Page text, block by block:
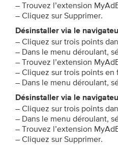
– Trouvez l’extension
– Cliquez sur Supprimer.
Désinstaller via le
– Cliquez sur trois points
– Dans le menu déroulant,
– Trouvez l’extension
– Cliquez sur trois points en
– Dans le menu déroulant,
Désinstaller via le
– Cliquez sur trois points
– Dans le menu déroulant,
– Trouvez l’extension
– Cliquez sur Supprimer.